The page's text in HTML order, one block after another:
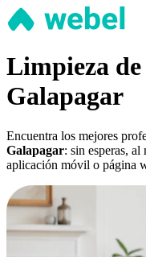
Limpieza
Galapagar
Encuentra los mejores
Galapagar: sin esperas,
aplicación móvil o página